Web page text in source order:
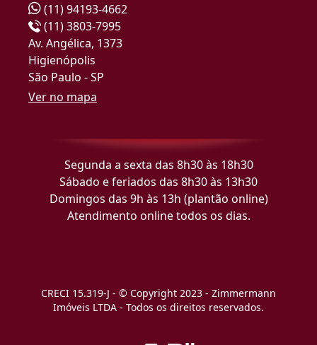
(11) 94193-4662
(11) 3803-7995
Av. Angélica, 1373
Higienópolis
São Paulo - SP
Ver no mapa
Segunda a sexta das 8h30 às 18h30
Sábado e feriados das 8h30 às 13h30
Domingos das 9h às 13h (plantão online)
Atendimento online todos os dias.
CRECI 15.319-J - © Copyright 2023 - Zimmermann
Imóveis LTDA - Todos os direitos reservados.